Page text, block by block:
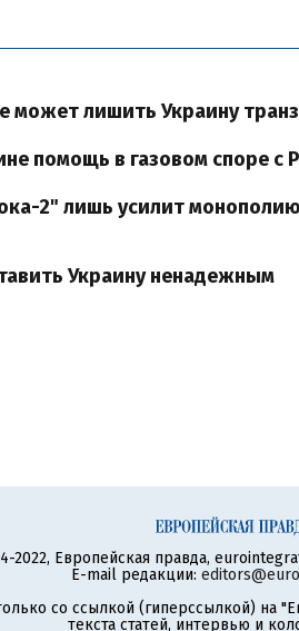
лишить Украину
помощь в газовом споре с
2" лишь усилит монополию
Украину ненадежным
2022, Европейская правда,
E-mail редакции:
со ссылкой (гиперссылкой) на
текста статей, интервью и